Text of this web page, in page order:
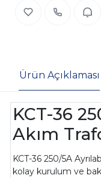
Ürün Açıklaması
KCT-36
Akım
KCT-36 250/5A
kolay kurulum ve